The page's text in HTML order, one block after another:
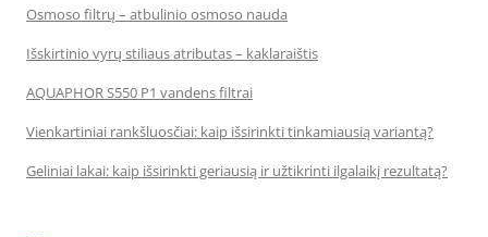
Osmoso filtrų – atbulinio osmoso nauda
Išskirtinio vyrų stiliaus atributas – kaklaraištis
AQUAPHOR S550 P1 vandens filtrai
Vienkartiniai rankšluosčiai: kaip išsirinkti tinkamiausią variantą?
Geliniai lakai: kaip išsirinkti geriausią ir užtikrinti ilgalaikį rezultatą?